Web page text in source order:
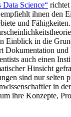
Science“ richtet
ihnen den
und
Einblick in die
und
auch einen
Hinsicht
sind nur selten
in
ihre Konzepte,